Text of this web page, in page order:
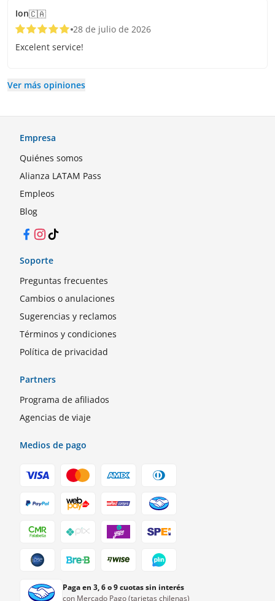
Ion🇨🇦
28 de julio de 2026
Excelent service!
Ver más opiniones
Empresa
Quiénes somos
Alianza LATAM Pass
Empleos
Blog
Facebook
Instagram
TikTok
Soporte
Preguntas frecuentes
Cambios o anulaciones
Sugerencias y reclamos
Términos y condiciones
Política de privacidad
Partners
Programa de afiliados
Agencias de viaje
Medios de pago
Paga en 3, 6 o 9 cuotas sin interés
con Mercado Pago (tarjetas chilenas)